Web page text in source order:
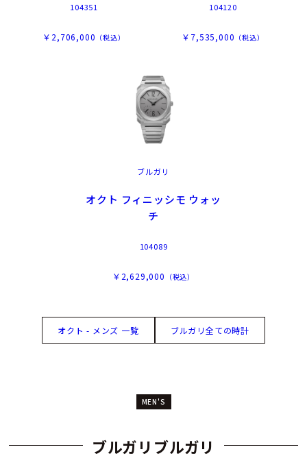
104351
￥2,706,000 （税込）
104120
￥7,535,000 （税込）
ブルガリ
オクト フィニッシモ ウォッ
チ
104089
￥2,629,000 （税込）
オクト - メンズ 一覧 ブルガリ全ての時計
MEN'S
ブルガリブルガリ